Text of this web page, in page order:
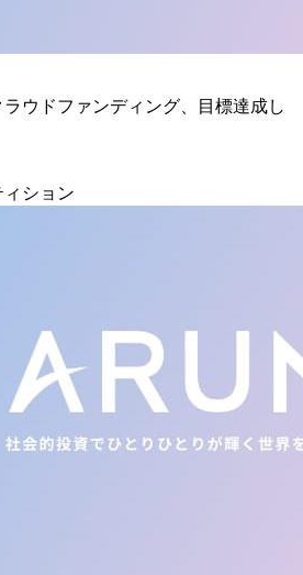
ウドファンディング、目標達成し
ィション